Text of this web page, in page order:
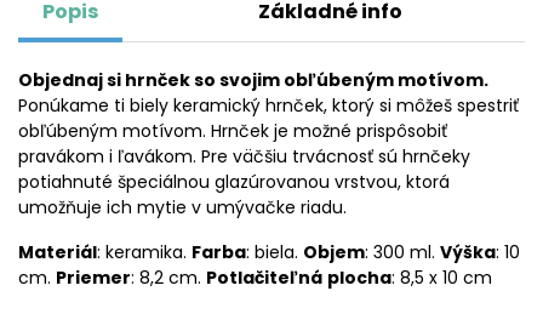
Popis Základné info
Objednaj si hrnček so svojim obľúbeným motívom.
Ponúkame ti biely keramický hrnček, ktorý si môžeš spestriť
obľúbeným motívom. Hrnček je možné prispôsobiť
pravákom i ľavákom. Pre väčšiu trvácnosť sú hrnčeky
potiahnuté špeciálnou glazúrovanou vrstvou, ktorá
umožňuje ich mytie v umývačke riadu.
Materiál: keramika. Farba: biela. Objem: 300 ml. Výška: 10
cm. Priemer: 8,2 cm. Potlačiteľná plocha: 8,5 x 10 cm